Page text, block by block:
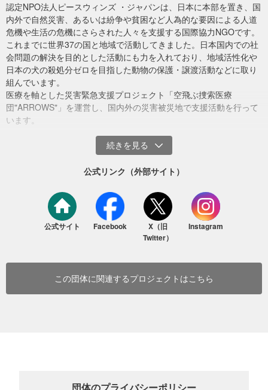
に月経について尋ねることができなくなったため、月経期間中不安
な気持ちで過ごしていたそうです。
ワークショップを通して講師が優しく寄り添い、月経についてわか
りやすく説明することで、女子生徒たちは、一人、また一人と、今
まで疑問に思っていたことを質問したり、今まで抱えていた不安な
気持ちを打ち明けたりしてくれました。そして、ワークショップの
最後には、女子生徒が、「支援者の皆さまへ」と、私たちに温かい
ハグと感謝の言葉をくれました。
認定NPO法人ピースウィンズ ・ジャパンは、日本に本部を置き、国
内外で自然災害、あるいは紛争や貧困など人為的な要因による人道
危機や生活の危機にさらされた人々を支援する国際協力NGOです。
これまでに世界37の国と地域で活動してきました。日本国内での社
会問題の解決を目的とした活動にも力を入れており、地域活性化や
日本の犬の殺処分ゼロを目指した動物の保護・譲渡活動などに取り
組んでいます。
医療を軸とした災害緊急支援プロジェクト「空飛ぶ捜索医療
団"ARROWS"」を運営し、国内外の災害被災地で支援活動を行って
います。
公式リンク（外部サイト）
公式サイト Facebook
X（旧
Twitter）
Instagram
この団体に関連するプロジェクトはこちら